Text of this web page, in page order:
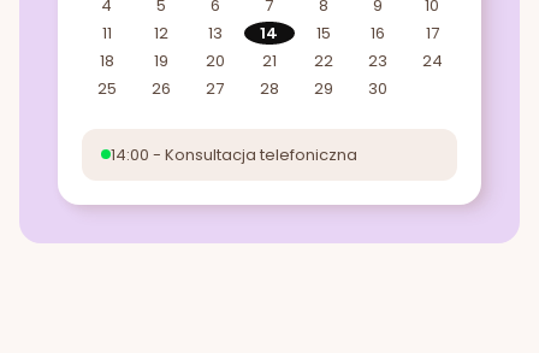
4
5 6 7 8 9
10
11
12 13 14 15 16
17
18
19 20 21 22 23
24
25
26 27 28 29 30
14:00 - Konsultacja telefoniczna